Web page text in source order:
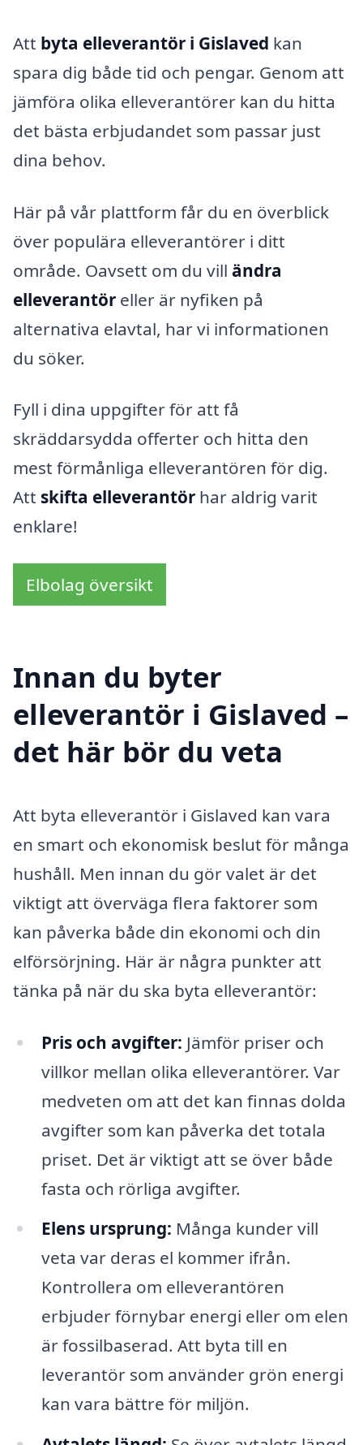
Att byta elleverantör i Gislaved kan
spara dig både tid och pengar. Genom att
jämföra olika elleverantörer kan du hitta
det bästa erbjudandet som passar just
dina behov.
Här på vår plattform får du en överblick
över populära elleverantörer i ditt
område. Oavsett om du vill ändra
elleverantör eller är nyfiken på
alternativa elavtal, har vi informationen
du söker.
Fyll i dina uppgifter för att få
skräddarsydda offerter och hitta den
mest förmånliga elleverantören för dig.
Att skifta elleverantör har aldrig varit
enklare!
Elbolag översikt
Innan du byter
elleverantör i Gislaved –
det här bör du veta
Att byta elleverantör i Gislaved kan vara
en smart och ekonomisk beslut för många
hushåll. Men innan du gör valet är det
viktigt att överväga flera faktorer som
kan påverka både din ekonomi och din
elförsörjning. Här är några punkter att
tänka på när du ska byta elleverantör:
Pris och avgifter: Jämför priser och
villkor mellan olika elleverantörer. Var
medveten om att det kan finnas dolda
avgifter som kan påverka det totala
priset. Det är viktigt att se över både
fasta och rörliga avgifter.
Elens ursprung: Många kunder vill
veta var deras el kommer ifrån.
Kontrollera om elleverantören
erbjuder förnybar energi eller om elen
är fossilbaserad. Att byta till en
leverantör som använder grön energi
kan vara bättre för miljön.